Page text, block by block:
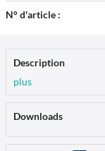
N° d'article :
Description
plus
Downloads